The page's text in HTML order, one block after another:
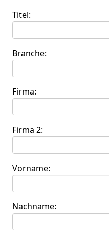
Titel:
Branche:
Firma:
Firma 2:
Vorname:
Nachname: